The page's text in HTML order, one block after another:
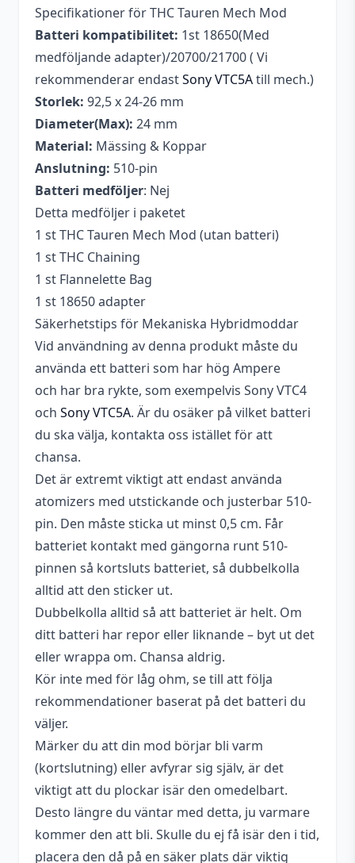
Specifikationer för THC Tauren Mech Mod
Batteri kompatibilitet: 1st 18650(Med
medföljande adapter)/20700/21700 ( Vi
rekommenderar endastSony VTC5Atill mech.)
Storlek: 92,5 x 24-26 mm
Diameter(Max): 24 mm
Material: Mässing & Koppar
Anslutning: 510-pin
Batteri medföljer: Nej
Detta medföljer i paketet
1 st THC Tauren Mech Mod (utan batteri)
1 st THC Chaining
1 st Flannelette Bag
1 st 18650 adapter
Säkerhetstips för Mekaniska Hybridmoddar
Vid användning av denna produkt måste du
använda ett batteri som har hög Ampere
och har bra rykte, som exempelvis Sony VTC4
och Sony VTC5A. Är du osäker på vilket batteri
du ska välja, kontakta oss istället för att
chansa.
Det är extremt viktigt att endast använda
atomizers med utstickande och justerbar 510-
pin. Den måste sticka ut minst 0,5 cm. Får
batteriet kontakt med gängorna runt 510-
pinnen så kortsluts batteriet, så dubbelkolla
alltid att den sticker ut.
Dubbelkolla alltid så att batteriet är helt. Om
ditt batteri har repor eller liknande – byt ut det
eller wrappa om. Chansa aldrig.
Kör inte med för låg ohm, se till att följa
rekommendationer baserat på det batteri du
väljer.
Märker du att din mod börjar bli varm
(kortslutning) eller avfyrar sig själv, är det
viktigt att du plockar isär den omedelbart.
Desto längre du väntar med detta, ju varmare
kommer den att bli. Skulle du ej få isär den i tid,
placera den då på en säker plats där viktig